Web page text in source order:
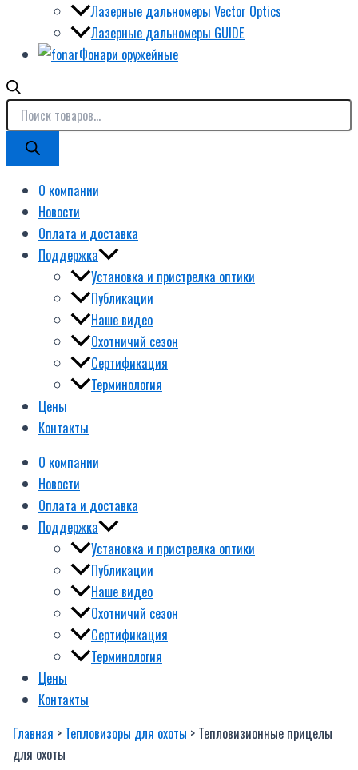
Лазерные дальномеры Vector Optics
Лазерные дальномеры GUIDE
Фонари оружейные
О компании
Новости
Оплата и доставка
Поддержка
Установка и пристрелка оптики
Публикации
Наше видео
Охотничий сезон
Сертификация
Терминология
Цены
Контакты
О компании
Новости
Оплата и доставка
Поддержка
Установка и пристрелка оптики
Публикации
Наше видео
Охотничий сезон
Сертификация
Терминология
Цены
Контакты
Главная > Тепловизоры для охоты > Тепловизионные прицелы
для охоты